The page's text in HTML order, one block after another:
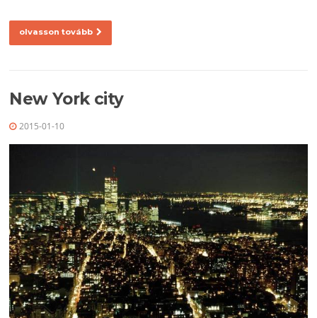
olvasson tovább
New York city
2015-01-10